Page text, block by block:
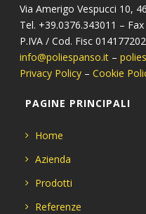
Via Amerigo Vespucci 10,
Tel. +39.0376.343011 –
P.IVA / Cod. Fisc
info@poliespanso.it –
Privacy Policy –Cookie
PAGINE PRINCIPALI
Home
Azienda
Prodotti
Referenze